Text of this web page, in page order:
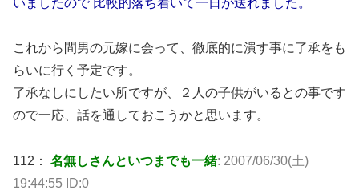
これから間男の元嫁に会って、徹底的に潰す事に了承をも
らいに行く予定です。
了承なしにしたい所ですが、２人の子供がいるとの事です
ので一応、話を通しておこうかと思います。
112： 名無しさんといつまでも一緒: 2007/06/30(土)
19:44:55 ID:0